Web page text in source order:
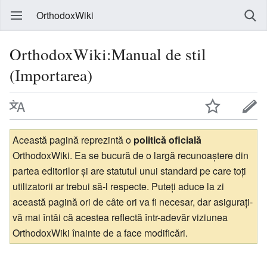
OrthodoxWiki
OrthodoxWiki:Manual de stil
(Importarea)
Această pagină reprezintă o politică oficială
OrthodoxWiki. Ea se bucură de o largă recunoaștere din
partea editorilor și are statutul unui standard pe care toți
utilizatorii ar trebui să-l respecte. Puteți aduce la zi
această pagină ori de câte ori va fi necesar, dar asigurați-
vă mai întâi că acestea reflectă într-adevăr viziunea
OrthodoxWiki înainte de a face modificări.